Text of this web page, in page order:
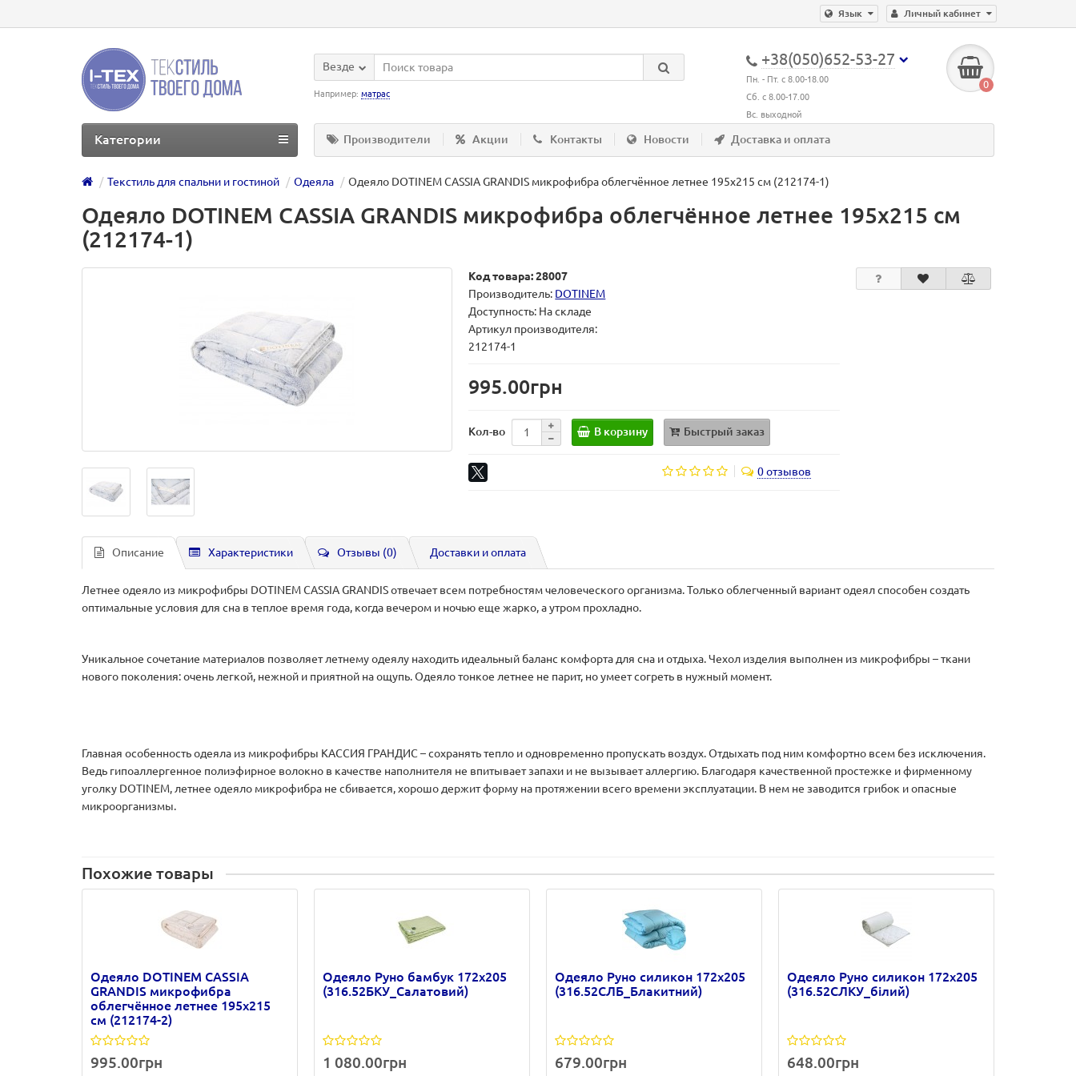
Личный кабинет
Язык
+38(050)652-53-27
Пн. - Пт. с 8.00-18.00
Сб. с 8.00-17.00
Вс. выходной
0
Везде
Например: матрас
Производители Акции Контакты Новости Доставка и оплата
Категории
Текстиль для спальни и гостиной Одеяла Одеяло DOTINEM CASSIA GRANDIS микрофибра облегчённое летнее 195х215 см (212174-1)
Одеяло DOTINEM CASSIA GRANDIS микрофибра облегчённое летнее 195х215 см
(212174-1)
Код товара: 28007
Производитель: DOTINEM
Доступность: На складе
Артикул производителя:
212174-1
995.00грн
Кол-во В корзину Быстрый заказ
0 отзывов
Описание Характеристики Отзывы (0) Доставки и оплата
Летнее одеяло из микрофибры DOTINEM CASSIA GRANDIS отвечает всем потребностям человеческого организма. Только облегченный вариант одеял способен создать
оптимальные условия для сна в теплое время года, когда вечером и ночью еще жарко, а утром прохладно.
Уникальное сочетание материалов позволяет летнему одеялу находить идеальный баланс комфорта для сна и отдыха. Чехол изделия выполнен из микрофибры – ткани
нового поколения: очень легкой, нежной и приятной на ощупь. Одеяло тонкое летнее не парит, но умеет согреть в нужный момент.
Главная особенность одеяла из микрофибры КАССИЯ ГРАНДИС – сохранять тепло и одновременно пропускать воздух. Отдыхать под ним комфортно всем без исключения.
Ведь гипоаллергенное полиэфирное волокно в качестве наполнителя не впитывает запахи и не вызывает аллергию. Благодаря качественной простежке и фирменному
уголку DOTINEM, летнее одеяло микрофибра не сбивается, хорошо держит форму на протяжении всего времени эксплуатации. В нем не заводится грибок и опасные
микроорганизмы.
Похожие товары
Одеяло DOTINEM CASSIA
GRANDIS микрофибра
облегчённое летнее 195х215
см (212174-2)
995.00грн
Одеяло Руно бамбук 172х205
(316.52БКУ_Салатовий)
1 080.00грн
Одеяло Руно силикон 172х205
(316.52СЛБ_Блакитний)
679.00грн
Одеяло Руно силикон 172х205
(316.52СЛКУ_білий)
648.00грн